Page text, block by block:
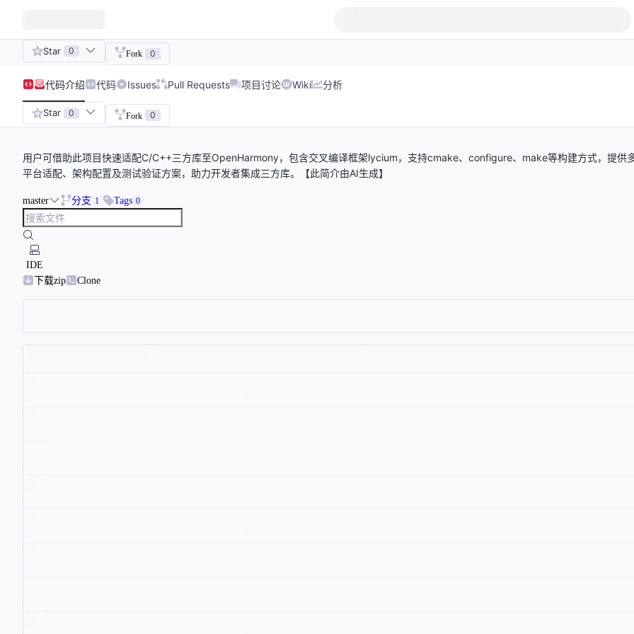
Star 0 Fork 0
代码介绍 代码 Issues Pull Requests 项目讨论 Wiki 分析
Star 0 Fork 0
用户可借助此项目快速适配C/C++三方库至OpenHarmony，包含交叉编译框架lycium，支持cmake、configure、make等构建方式，提供
平台适配、架构配置及测试验证方案，助力开发者集成三方库。【此简介由AI生成】
master 分支 1 Tags 0
IDE
下载zip
Clone